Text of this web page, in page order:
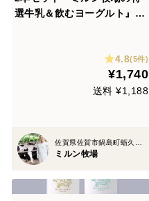
選牛乳＆飲むヨーグルト』×
4.8(5件)
¥1,740
送料 ¥1,188
ミルン牧場